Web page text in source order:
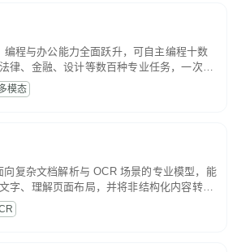
程与办公能力全面跃升，可自主编程十数
律、金融、设计等数百种专业任务，一次对
。原生视觉理解贯穿规划、执行与验证全流
频的深度语义解析。长程任务中自主规划与
模态
向复杂文档解析与 OCR 场景的专业模型，能
字、理解页面布局，并将非结构化内容转换
处理的结构化结果。